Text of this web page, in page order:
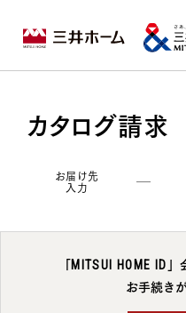
カタログ請求
お届け先
入力
「MITSUI HOME ID 」
お手続き